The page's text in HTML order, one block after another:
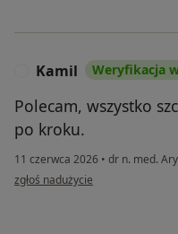
Kamil Weryfikacja
Polecam, wszystko
po kroku.
11 czerwca 2026 • dr n. med.
w opinii użytkownika Kamil
zgłoś nadużycie